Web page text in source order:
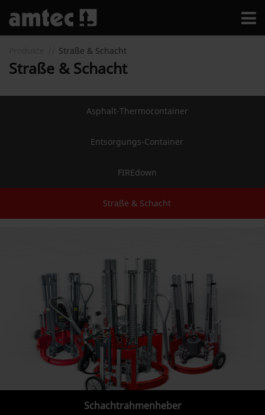
Straße & Schacht
Straße & Schacht
Asphalt-Thermocontainer
Entsorgungs-Container
FIREdown
Straße & Schacht
Schachtrahmenheber